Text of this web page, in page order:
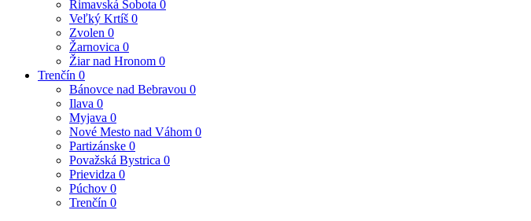
Rimavská Sobota 0
Veľký Krtíš 0
Zvolen 0
Žarnovica 0
Žiar nad Hronom 0
Trenčín 0
Bánovce nad Bebravou 0
Ilava 0
Myjava 0
Nové Mesto nad Váhom 0
Partizánske 0
Považská Bystrica 0
Prievidza 0
Púchov 0
Trenčín 0